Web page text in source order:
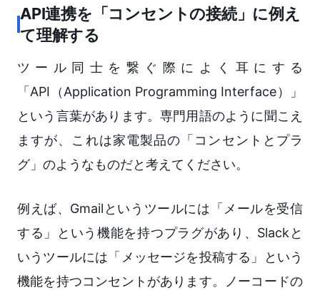
API連携を「コンセントの接続」に例え
て理解する
ツール同士を繋ぐ際によく耳にする
「API（Application Programming Interface）」
という言葉があります。専門用語のように聞こえ
ますが、これは家電製品の「コンセントとプラ
グ」のようなものだと考えてください。
例えば、Gmailというツールには「メールを受信
する」という機能を持つプラグがあり、Slackと
いうツールには「メッセージを投稿する」という
機能を持つコンセントがあります。ノーコードの